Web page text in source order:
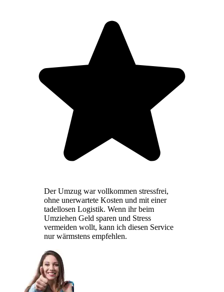
Der Umzug war vollkommen stressfrei,
ohne unerwartete Kosten und mit einer
tadellosen Logistik. Wenn ihr beim
Umziehen Geld sparen und Stress
vermeiden wollt, kann ich diesen Service
nur wärmstens empfehlen.